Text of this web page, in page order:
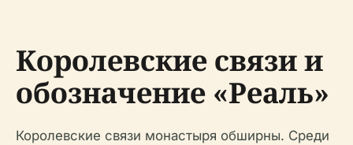
Королевские связи и
обозначение «Реаль»
Королевские связи монастыря обширны. Среди